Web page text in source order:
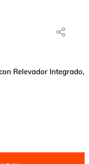
Relevador Integrado,